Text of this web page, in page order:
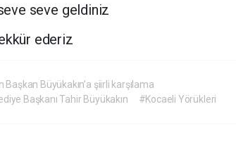
seve geldiniz
ederiz
Başkan Büyükakın’a şiirli karşılama
Başkanı Tahir Büyükakın
#Kocaeli Yörükleri